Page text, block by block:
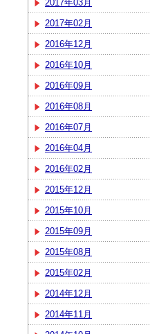
2017年03月
2017年02月
2016年12月
2016年10月
2016年09月
2016年08月
2016年07月
2016年04月
2016年02月
2015年12月
2015年10月
2015年09月
2015年08月
2015年02月
2014年12月
2014年11月